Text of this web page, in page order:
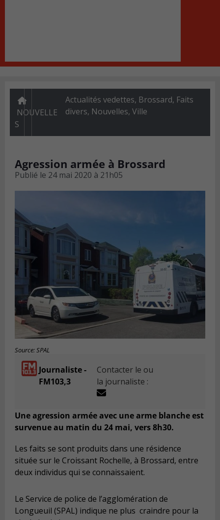
NOUVELLE
S
Actualités vedettes, Brossard, Faits
divers, Nouvelles,Ville
Agression armée à Brossard
Publié le 24 mai 2020 à 21h05
Source: SPAL
Journaliste -
FM103,3
Contacter le ou
la journaliste :
Une agression armée avec une arme blanche est
survenue au matin du 24 mai, vers 8h30.
Les faits se sont produits dans une résidence
située sur le Croissant Rochelle, à Brossard, entre
deux individus qui se connaissaient.
Le Service de police de l’agglomération de
Longueuil (SPAL) indique ne plus craindre pour la